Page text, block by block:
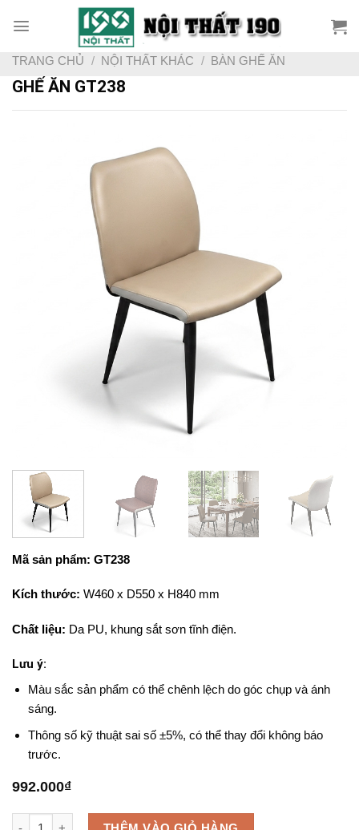
TRANG CHỦ / NỘI THẤT KHÁC / BÀN GHẾ ĂN
GHẾ ĂN GT238
Mã sản phẩm: GT238
Kích thước: W460 x D550 x H840 mm
Chất liệu: Da PU, khung sắt sơn tĩnh điện.
Lưu ý:
Màu sắc sản phẩm có thể chênh lệch do góc chụp và ánh
sáng.
Thông số kỹ thuật sai số ±5%, có thể thay đổi không báo
trước.
992.000₫
Ghế ăn GT238 số lượng